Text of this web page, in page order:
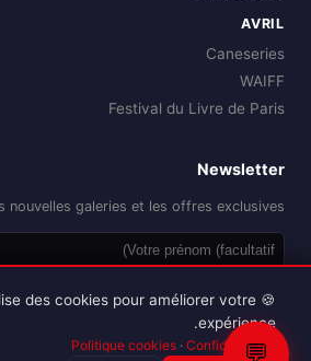
AVRIL
Caneseries
WAIFF
Festival du Livre de Paris
Newsletter
nouvelles galeries et les offres exclusives.
💬
des cookies pour améliorer votre
expérience.
Politique cookies · Confidentialité